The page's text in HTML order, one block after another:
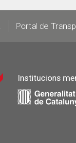
Portal de
Institucions